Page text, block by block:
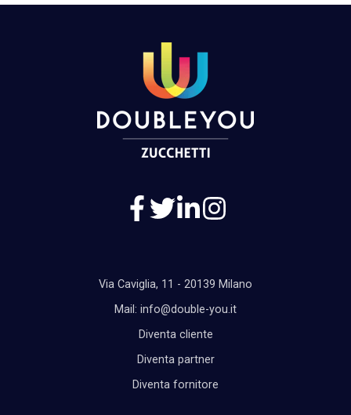
Via Caviglia, 11 - 20139 Milano
Mail: info@double-you.it
Diventa cliente
Diventa partner
Diventa fornitore